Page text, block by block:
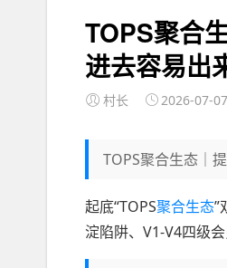
TOPS聚合
进去容易出
村长 2026-07-07
TOPS聚合生态｜
起底“TOPS聚合生态”
淀陷阱、V1-V4四级